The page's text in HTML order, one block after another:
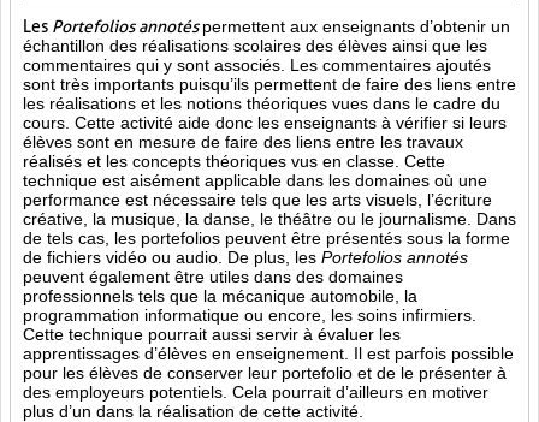
Les Portefolios annotés permettent aux enseignants d’obtenir un
échantillon des réalisations scolaires des élèves ainsi que les
commentaires qui y sont associés. Les commentaires ajoutés
sont très importants puisqu’ils permettent de faire des liens entre
les réalisations et les notions théoriques vues dans le cadre du
cours. Cette activité aide donc les enseignants à vérifier si leurs
élèves sont en mesure de faire des liens entre les travaux
réalisés et les concepts théoriques vus en classe. Cette
technique est aisément applicable dans les domaines où une
performance est nécessaire tels que les arts visuels, l’écriture
créative, la musique, la danse, le théâtre ou le journalisme. Dans
de tels cas, les portefolios peuvent être présentés sous la forme
de fichiers vidéo ou audio. De plus, les Portefolios annotés
peuvent également être utiles dans des domaines
professionnels tels que la mécanique automobile, la
programmation informatique ou encore, les soins infirmiers.
Cette technique pourrait aussi servir à évaluer les
apprentissages d’élèves en enseignement. Il est parfois possible
pour les élèves de conserver leur portefolio et de le présenter à
des employeurs potentiels. Cela pourrait d’ailleurs en motiver
plus d’un dans la réalisation de cette activité.